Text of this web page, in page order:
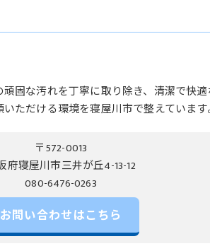
固な汚れを丁寧に取り除き、清潔で快
ただける環境を寝屋川市で整えています
〒572-0013
府寝屋川市三井が丘4-13-12
お問い合わせはこちら